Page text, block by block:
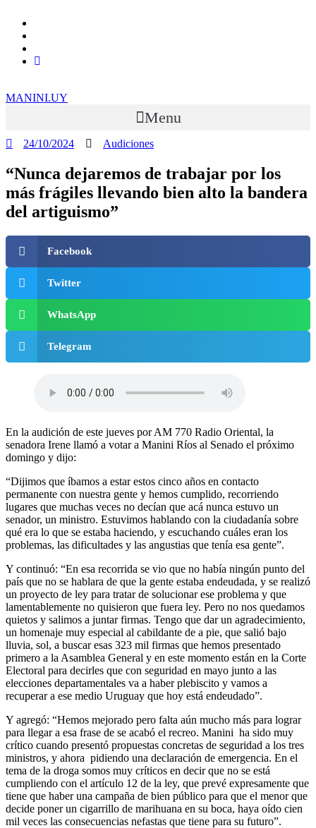
contenido
MANINI.UY
Menu
24/10/2024 Audiciones
“Nunca dejaremos de trabajar por los
más frágiles llevando bien alto la bandera
del artiguismo”
Facebook
Twitter
WhatsApp
Telegram
En la audición de este jueves por AM 770 Radio Oriental, la
senadora Irene llamó a votar a Manini Ríos al Senado el próximo
domingo y dijo:
“Dijimos que íbamos a estar estos cinco años en contacto
permanente con nuestra gente y hemos cumplido, recorriendo
lugares que muchas veces no decían que acá nunca estuvo un
senador, un ministro. Estuvimos hablando con la ciudadanía sobre
qué era lo que se estaba haciendo, y escuchando cuáles eran los
problemas, las dificultades y las angustias que tenía esa gente”.
Y continuó: “En esa recorrida se vio que no había ningún punto del
país que no se hablara de que la gente estaba endeudada, y se realizó
un proyecto de ley para tratar de solucionar ese problema y que
lamentablemente no quisieron que fuera ley. Pero no nos quedamos
quietos y salimos a juntar firmas. Tengo que dar un agradecimiento,
un homenaje muy especial al cabildante de a pie, que salió bajo
lluvia, sol, a buscar esas 323 mil firmas que hemos presentado
primero a la Asamblea General y en este momento están en la Corte
Electoral para decirles que con seguridad en mayo junto a las
elecciones departamentales va a haber plebiscito y vamos a
recuperar a ese medio Uruguay que hoy está endeudado”.
Y agregó: “Hemos mejorado pero falta aún mucho más para lograr
para llegar a esa frase de se acabó el recreo. Manini ha sido muy
crítico cuando presentó propuestas concretas de seguridad a los tres
ministros, y ahora pidiendo una declaración de emergencia. En el
tema de la droga somos muy críticos en decir que no se está
cumpliendo con el artículo 12 de la ley, que prevé expresamente que
tiene que haber una campaña de bien público para que el menor que
decide poner un cigarrillo de marihuana en su boca, haya oído cien
mil veces las consecuencias nefastas que tiene para su futuro”.